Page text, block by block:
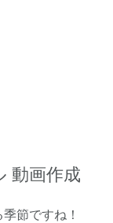
動画作成
節ですね！